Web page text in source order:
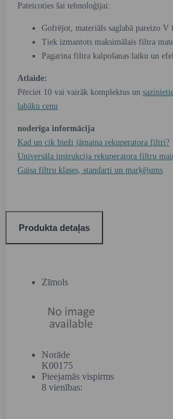
Pateicoties šai tehnoloģijai:
Gofrējot, materiāls saglabā pareizo V
Tiek izmantots maksimālais filtra
Pagarina filtra kalpošanas laiku un
Atlaide:
Pērciet 10 vai vairāk komplektus un
labāku cenu
noderīga informācija
Kad un cik bieži jāmaina rekuperatora filtri?
Universāla instrukcija rekuperatora filtru
Gaisa filtru klases, standarti un marķējums
Produkta detaļas
Zīmols
Norāde
K00175
Pieejamās vispirms
8 vienības: